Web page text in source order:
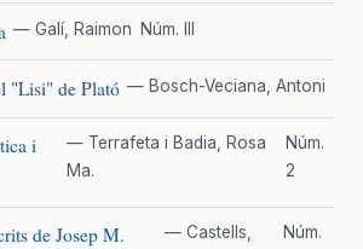
— Galí, Raimon Núm. III
"Lisi" de Plató — Bosch-Veciana, Antoni
i
— Terrafeta i Badia, Rosa
Ma.
Núm.
2
de Josep M.
— Castells,
Núm.